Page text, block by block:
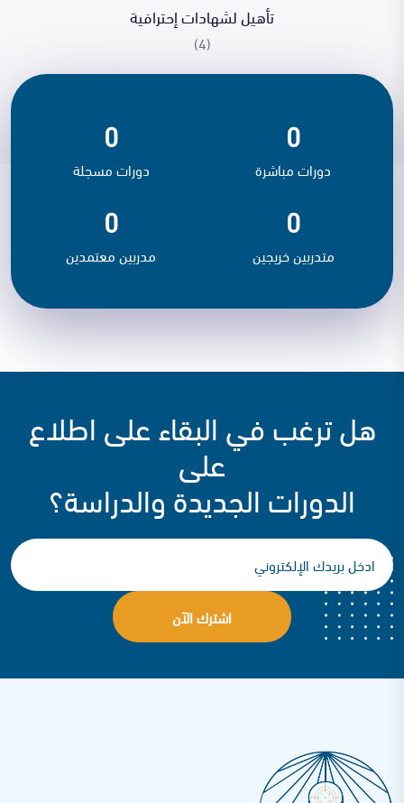
تأهيل لشهادات إحترافية
(4)
0
دورات مسجلة
0
دورات مباشرة
0
مدربين معتمدين
0
متدربين خريجين
هل ترغب في البقاء على اطلاع
على
الدورات الجديدة والدراسة؟
اشترك الآن